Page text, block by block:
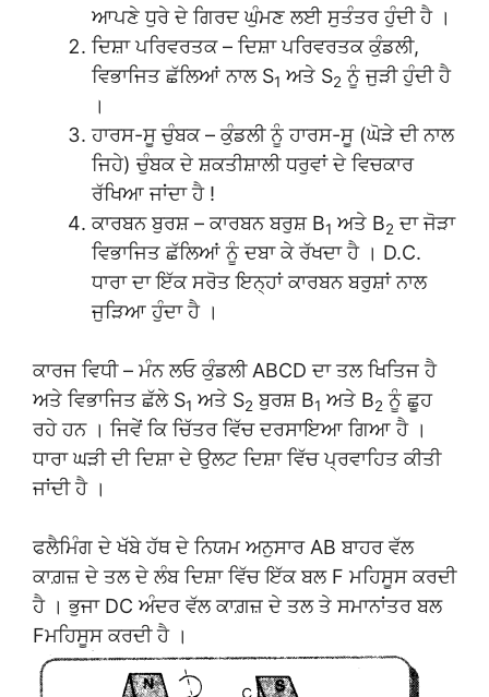
ਆਪਣੇ ਧੁਰੇ ਦੇ ਗਿਰਦ ਘੁੰਮਣ ਲਈ ਸੁਤੰਤਰ ਹੁੰਦੀ ਹੈ ।
ਦਿਸ਼ਾ ਪਰਿਵਰਤਕ – ਦਿਸ਼ਾ ਪਰਿਵਰਤਕ ਕੁੰਡਲੀ,
ਵਿਭਾਜਿਤ ਛੱਲਿਆਂ ਨਾਲ S1 ਅਤੇ S2 ਨੂੰ ਜੁੜੀ ਹੁੰਦੀ ਹੈ
।
ਹਾਰਸ-ਸੂ ਚੁੰਬਕ – ਕੁੰਡਲੀ ਨੂੰ ਹਾਰਸ-ਸੂ (ਘੋੜੇ ਦੀ ਨਾਲ
ਜਿਹੇ) ਚੁੰਬਕ ਦੇ ਸ਼ਕਤੀਸ਼ਾਲੀ ਧਰੁਵਾਂ ਦੇ ਵਿਚਕਾਰ
ਰੱਖਿਆ ਜਾਂਦਾ ਹੈ !
ਕਾਰਬਨ ਬੁਰਸ਼ – ਕਾਰਬਨ ਬਰੁਸ਼ B1 ਅਤੇ B2 ਦਾ ਜੋੜਾ
ਵਿਭਾਜਿਤ ਛੱਲਿਆਂ ਨੂੰ ਦਬਾ ਕੇ ਰੱਖਦਾ ਹੈ । D.C.
ਧਾਰਾ ਦਾ ਇੱਕ ਸਰੋਤ ਇਨ੍ਹਾਂ ਕਾਰਬਨ ਬਰੁਸ਼ਾਂ ਨਾਲ
ਜੁੜਿਆ ਹੁੰਦਾ ਹੈ ।
ਕਾਰਜ ਵਿਧੀ – ਮੰਨ ਲਓ ਕੁੰਡਲੀ ABCD ਦਾ ਤਲ ਖਿਤਿਜ ਹੈ
ਅਤੇ ਵਿਭਾਜਿਤ ਛੱਲੇ S1 ਅਤੇ S2 ਬੁਰਸ਼ B1 ਅਤੇ B2 ਨੂੰ ਛੂਹ
ਰਹੇ ਹਨ । ਜਿਵੇਂ ਕਿ ਚਿੱਤਰ ਵਿੱਚ ਦਰਸਾਇਆ ਗਿਆ ਹੈ ।
ਧਾਰਾ ਘੜੀ ਦੀ ਦਿਸ਼ਾ ਦੇ ਉਲਟ ਦਿਸ਼ਾ ਵਿੱਚ ਪ੍ਰਵਾਹਿਤ ਕੀਤੀ
ਜਾਂਦੀ ਹੈ ।
ਫਲੈਮਿੰਗ ਦੇ ਖੱਬੇ ਹੱਥ ਦੇ ਨਿਯਮ ਅਨੁਸਾਰ AB ਬਾਹਰ ਵੱਲ
ਕਾਗ਼ਜ਼ ਦੇ ਤਲ ਦੇ ਲੰਬ ਦਿਸ਼ਾ ਵਿੱਚ ਇੱਕ ਬਲ F ਮਹਿਸੂਸ ਕਰਦੀ
ਹੈ । ਭੁਜਾ DC ਅੰਦਰ ਵੱਲ ਕਾਗ਼ਜ਼ ਦੇ ਤਲ ਤੇ ਸਮਾਨਾਂਤਰ ਬਲ
Fਮਹਿਸੂਸ ਕਰਦੀ ਹੈ ।